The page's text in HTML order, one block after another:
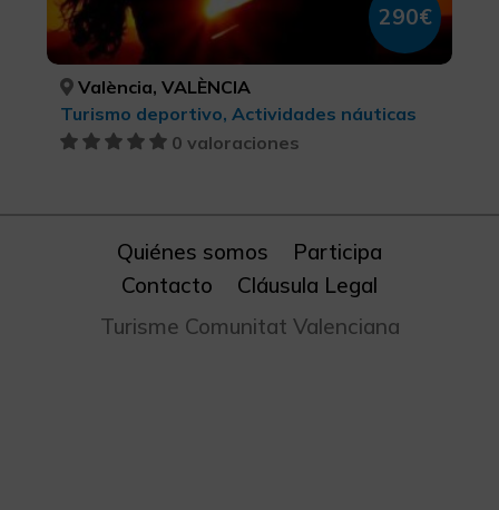
290€
València, VALÈNCIA
Turismo deportivo, Actividades náuticas
0 valoraciones
Quiénes somos
Participa
Contacto
Cláusula Legal
Turisme Comunitat Valenciana